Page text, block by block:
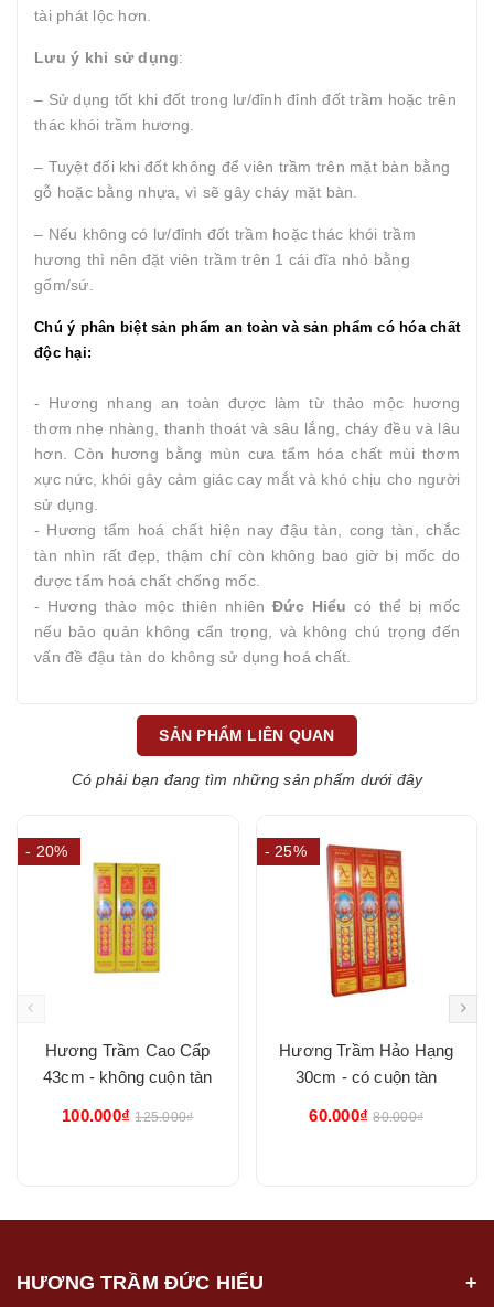
tài phát lộc hơn.
Lưu ý khi sử dụng:
– Sử dụng tốt khi đốt trong lư/đỉnh đỉnh đốt trầm hoặc trên
thác khói trầm hương.
– Tuyệt đối khi đốt không để viên trầm trên mặt bàn bằng
gỗ hoặc bằng nhựa, vì sẽ gây cháy mặt bàn.
– Nếu không có lư/đỉnh đốt trầm hoặc thác khói trầm
hương thì nên đặt viên trầm trên 1 cái đĩa nhỏ bằng
gốm/sứ.
Chú ý phân biệt sản phẩm an toàn và sản phẩm có hóa chất
độc hại:
- Hương nhang an toàn được làm từ thảo mộc hương
thơm nhẹ nhàng, thanh thoát và sâu lắng, cháy đều và lâu
hơn. Còn hương bằng mùn cưa tẩm hóa chất mùi thơm
xực nức, khói gây cảm giác cay mắt và khó chịu cho người
sử dụng.
- Hương tẩm hoá chất hiện nay đậu tàn, cong tàn, chắc
tàn nhìn rất đẹp, thậm chí còn không bao giờ bị mốc do
được tẩm hoá chất chống mốc.
- Hương thảo mộc thiên nhiênĐức Hiểu có thể bị mốc
nếu bảo quản không cẩn trọng, và không chú trọng đến
vấn đề đậu tàn do không sử dụng hoá chất.
SẢN PHẨM LIÊN QUAN
Có phải bạn đang tìm những sản phẩm dưới đây
- 20%
Hương Trầm Cao Cấp
43cm - không cuộn tàn
100.000₫ 125.000₫
- 25%
Hương Trầm Hảo Hạng
30cm - có cuộn tàn
60.000₫ 80.000₫
HƯƠNG TRẦM ĐỨC HIỂU